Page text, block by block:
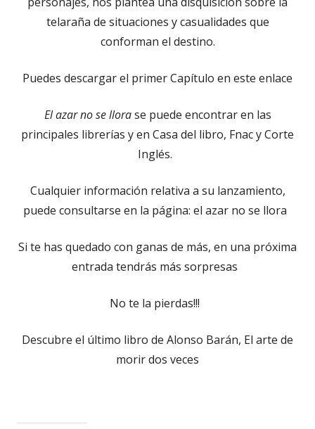
telaraña de situaciones y casualidades que
conforman el destino.
Puedes descargar el primer Capítulo en este enlace
El azar no se llorase puede encontrar en las
principales librerías y en Casa del libro, Fnac y Corte
Inglés.
Cualquier información relativa a su lanzamiento,
puede consultarse en la página: el azar no se llora
Si te has quedado con ganas de más, en una próxima
entrada tendrás más sorpresas
No te la pierdas!!!
Descubre el último libro de Alonso Barán, El arte de
morir dos veces